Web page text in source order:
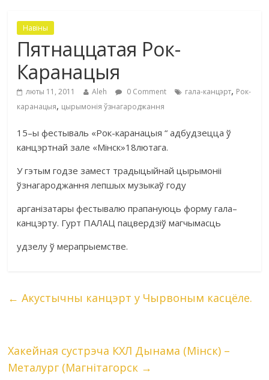
Навіны
Пятнаццатая Рок-
Каранацыя
люты 11, 2011 Aleh 0 Comment гала-канцэрт, Рок-
каранацыя, цырымонія ўзнагароджання
15–ы фестываль «Рок-каранацыя “ адбудзецца ў
канцэртнай зале «Мінск»18лютага.
У гэтым годзе замест традыцыйнай цырымоніі
ўзнагароджання лепшыхмузыкаў году
арганізатары фестывалю прапануюць форму гала–
канцэрту. Гурт ПАЛАЦпацвердзіў магчымасць
удзелу ў мерапрыемстве.
← Акустычны канцэрт у Чырвоным касцёле.
Хакейная сустрэча КХЛ Дынама (Мінск) –
Металург (Магнітагорск →